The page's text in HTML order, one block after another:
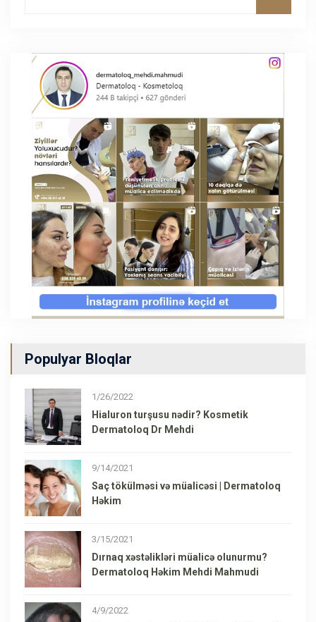
Populyar Bloqlar
1/26/2022
Hialuron turşusu nədir? Kosmetik
Dermatoloq Dr Mehdi
9/14/2021
Saç tökülməsi və müalicəsi | Dermatoloq
Həkim
3/15/2021
Dırnaq xəstəlikləri müalicə olunurmu?
Dermatoloq Həkim Mehdi Mahmudi
4/9/2022